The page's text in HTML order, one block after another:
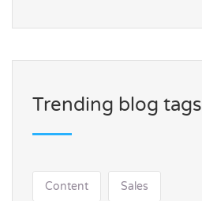
Trending blog tags
Content Sales